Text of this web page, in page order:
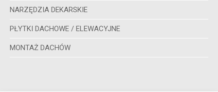
NARZĘDZIA DEKARSKIE
PŁYTKI DACHOWE / ELEWACYJNE
MONTAŻ DACHÓW